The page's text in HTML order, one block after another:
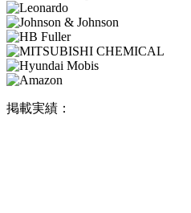
掲載実績：